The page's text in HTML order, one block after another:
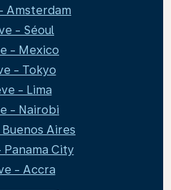
Amsterdam
- Séoul
- Mexico
- Tokyo
- Lima
- Nairobi
Aires
City
- Accra